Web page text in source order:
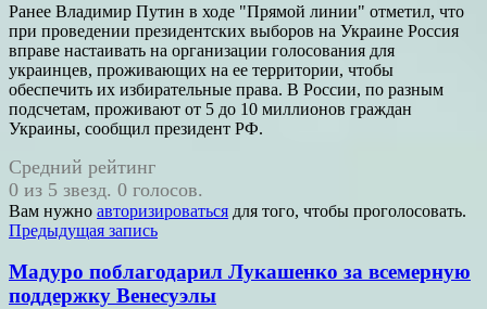
Ранее Владимир Путин в ходе "Прямой линии" отметил, что
при проведении президентских выборов на Украине Россия
вправе настаивать на организации голосования для
украинцев, проживающих на ее территории, чтобы
обеспечить их избирательные права. В России, по разным
подсчетам, проживают от 5 до 10 миллионов граждан
Украины, сообщил президент РФ.
Средний рейтинг
0 из 5 звезд. 0 голосов.
Вам нужно авторизироваться для того, чтобы проголосовать.
Навигация
по
записям
Предыдущая запись
Мадуро поблагодарил Лукашенко за всемерную
поддержку Венесуэлы